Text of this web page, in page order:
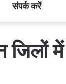
संपर्क करें
जिलों में